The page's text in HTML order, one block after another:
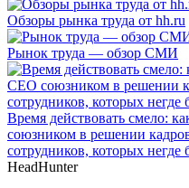
Обзоры рынка труда от hh.ru
Рынок труда — обзор СМИ
Время действовать смело:
союзником в решении
сотрудников, которых негде
HeadHunter